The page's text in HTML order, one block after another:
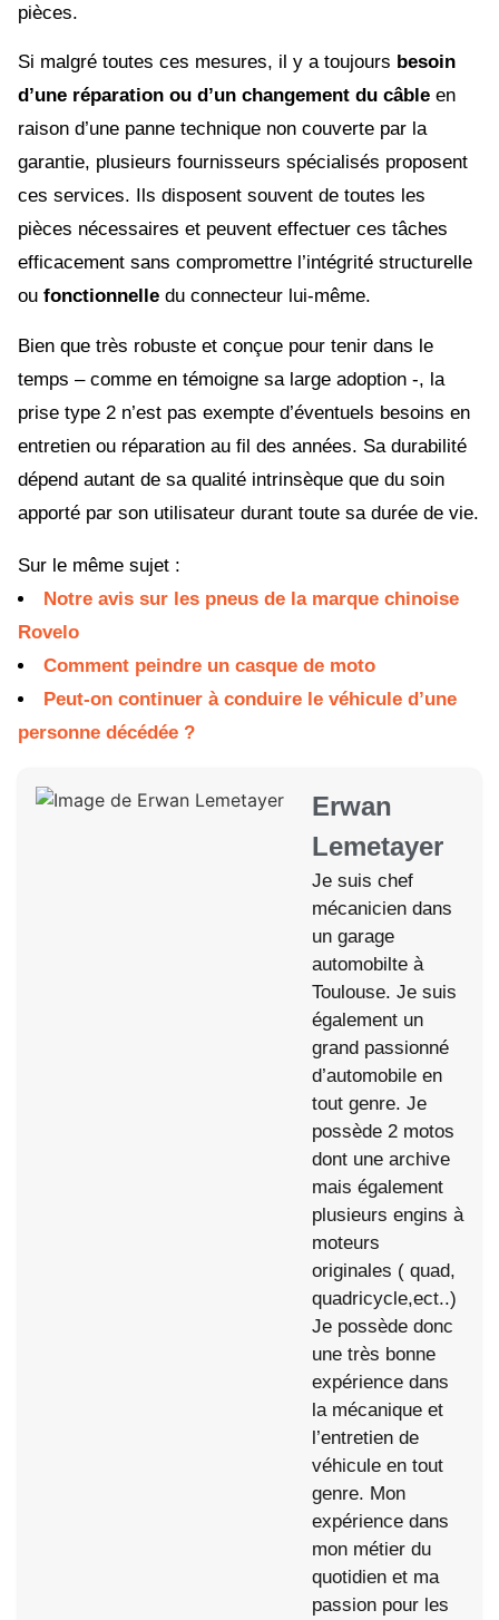
pièces.
Si malgré toutes ces mesures, il y a toujours besoin
d’une réparation ou d’un changement du câble en
raison d’une panne technique non couverte par la
garantie, plusieurs fournisseurs spécialisés proposent
ces services. Ils disposent souvent de toutes les
pièces nécessaires et peuvent effectuer ces tâches
efficacement sans compromettre l’intégrité structurelle
ou fonctionnelle du connecteur lui-même.
Bien que très robuste et conçue pour tenir dans le
temps – comme en témoigne sa large adoption -, la
prise type 2 n’est pas exempte d’éventuels besoins en
entretien ou réparation au fil des années. Sa durabilité
dépend autant de sa qualité intrinsèque que du soin
apporté par son utilisateur durant toute sa durée de vie.
Sur le même sujet :
Notre avis sur les pneus de la marque chinoise
Rovelo
Comment peindre un casque de moto
Peut-on continuer à conduire le véhicule d’une
personne décédée ?
Erwan
Lemetayer
Je suis chef
mécanicien dans
un garage
automobilte à
Toulouse. Je suis
également un
grand passionné
d’automobile en
tout genre. Je
possède 2 motos
dont une archive
mais également
plusieurs engins à
moteurs
originales ( quad,
quadricycle,ect..)
Je possède donc
une très bonne
expérience dans
la mécanique et
l’entretien de
véhicule en tout
genre. Mon
expérience dans
mon métier du
quotidien et ma
passion pour les